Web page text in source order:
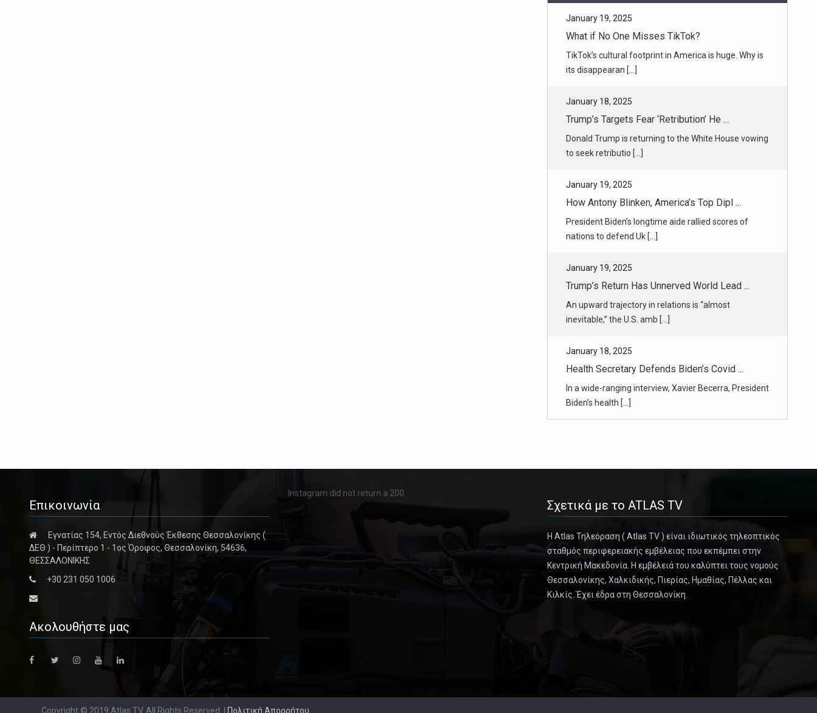
its disappearan [...]
January 18, 2025
Trump’s Targets Fear ‘Retribution’ He ...
to seek retributio [...]
January 19, 2025
How Antony Blinken, America’s Top Dipl ...
nations to defend Uk [...]
January 19, 2025
Trump’s Return Has Unnerved World Lead ...
inevitable,” the U.S. amb [...]
January 18, 2025
Health Secretary Defends Biden’s Covid ...
Biden’s health [...]
January 18, 2025
Amid Wildfires, a New Reality for L.A. ...
Meteorologists said there was a chance the winds
January 19, 2025
These Rooms Give Young Indian Lovers R ...
A policy change by a popular hotel platform shows
Επικοινωνία
Εγνατίας 154, Εντός Διεθνούς Έκθεσης Θεσσαλονίκης (
ΔΕΘ ) - Περίπτερο 1 - 1ος Όροφος, Θεσσαλονίκη, 54636,
ΘΕΣΣΑΛΟΝΙΚΗΣ
+30 231 050 1006
Ακολουθήστε μας
Instagram did not return a 200.
Σχετικά με το ATLAS TV
Η Atlas Τηλεόραση ( Atlas TV ) είναι ιδιωτικός τηλεοπτικός
σταθμός περιφερειακής εμβέλειας που εκπέμπει στην
Κεντρική Μακεδονία. Η εμβέλειά του καλύπτει τους νομούς
Θεσσαλονίκης, Χαλκιδικής, Πιερίας, Ημαθίας, Πέλλας και
Κιλκίς. Έχει έδρα στη Θεσσαλονίκη.
Copyright © 2019 Atlas TV. All Rights Reserved. | Πολιτική Απορρήτου